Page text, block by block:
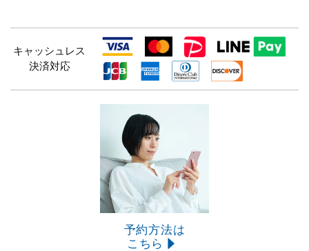
キャッシュレス
決済対応
予約方法は
こちら